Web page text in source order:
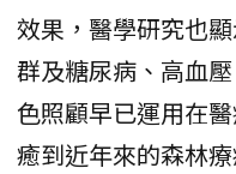
效果，醫學研究也
群及糖尿病、高血
色照顧早已運用在
癒到近年來的森林